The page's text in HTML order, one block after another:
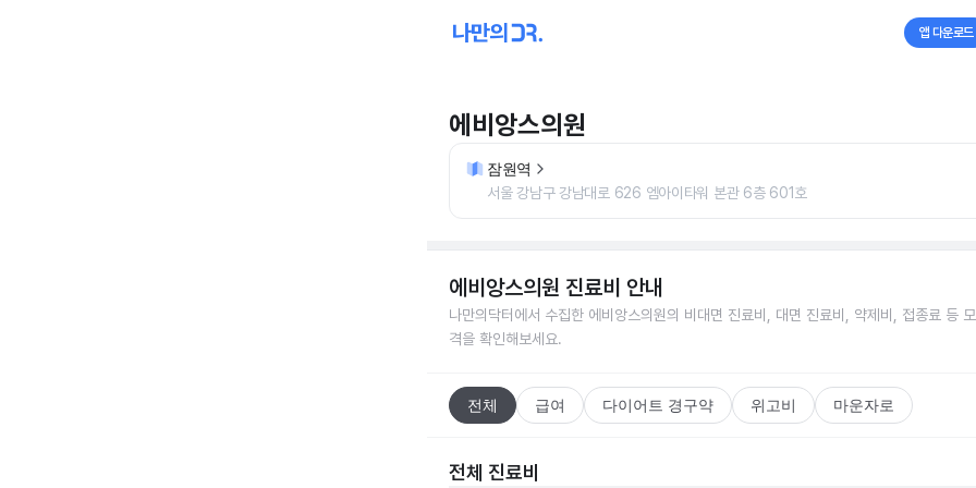
앱 다운로드
에비앙스의원
잠원역
서울 강남구 강남대로 626 엠아이타워 본관 6층 601호
에비앙스의원 진료비 안내
나만의닥터에서 수집한 에비앙스의원의 비대면 진료비, 대면 진료비, 약제비, 접종료 등
격을 확인해보세요.
전체 급여 다이어트 경구약 위고비 마운자로
전체 진료비